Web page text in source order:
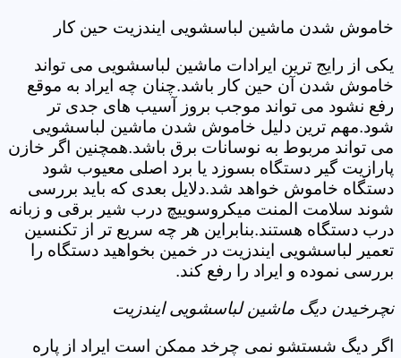
خاموش شدن ماشین لباسشویی ایندزیت حین کار
یکی از رایج ترین ایرادات ماشین لباسشویی می تواند
خاموش شدن آن حین کار باشد.چنان چه ایراد به موقع
رفع نشود می تواند موجب بروز آسیب های جدی تر
شود.مهم ترین دلیل خاموش شدن ماشین لباسشویی
می تواند مربوط به نوسانات برق باشد.همچنین اگر خازن
پارازیت گیر دستگاه بسوزد یا برد اصلی معیوب شود
دستگاه خاموش خواهد شد.دلایل بعدی که باید بررسی
شوند سلامت المنت میکروسوییچ درب شیر برقی و زبانه
درب دستگاه هستند.بنابراین هر چه سریع تر از تکنسین
تعمیر لباسشویی ایندزیت در خمین بخواهید دستگاه را
بررسی نموده و ایراد را رفع کند.
نچرخیدن دیگ ماشین لباسشویی ایندزیت
اگر دیگ شستشو نمی چرخد ممکن است ایراد از پاره